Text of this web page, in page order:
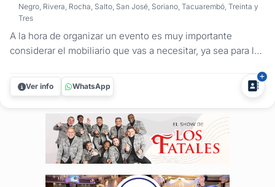
Negro, Rivera, Rocha, Salto, San José, Soriano, Tacuarembó, Treinta y
Tres
A la hora de organizar un evento es muy importante
considerar el mobiliario que vas a necesitar, ya sea para la
Party Cocktails te ofrecemos la solución que estás
necesitando en alquiler de mobiliario para cualquier tipo de
Ver info WhatsApp